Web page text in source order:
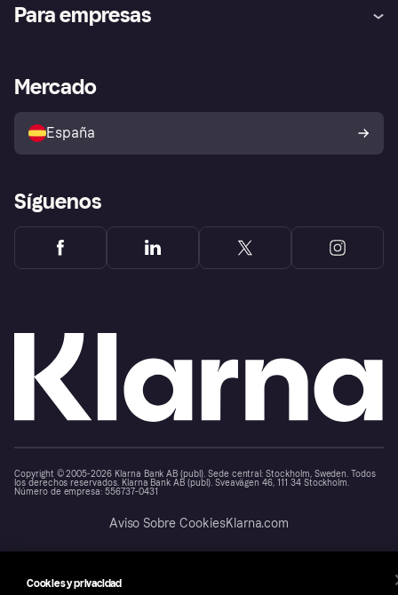
Inicio de sesión
Directorio de tiendas
Política de protección al
comprador de Klarna
Reclamaciones
Para empresas
Acceso empresas
Mercado
España
Síguenos
Copyright © 2005-2026 Klarna Bank AB (publ). Sede central: Stockholm, Sweden. Todos
los derechos reservados. Klarna Bank AB (publ). Sveavägen 46, 111 34 Stockholm.
Número de empresa: 556737-0431
Aviso Sobre CookiesKlarna.com
Cookies y privacidad